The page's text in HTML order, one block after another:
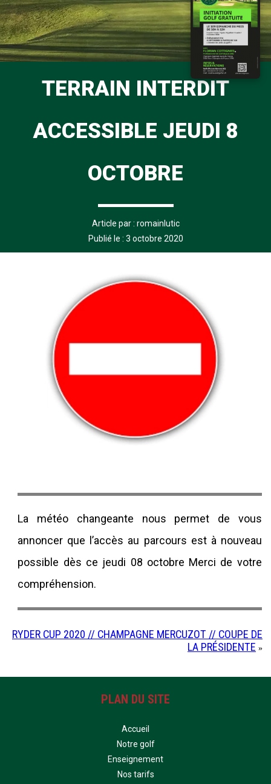
TERRAIN INTERDIT
ACCESSIBLE JEUDI 8
OCTOBRE
Article par : romainlutic
Publié le : 3 octobre 2020
La météo changeante nous permet de vous
annoncer que l’accès au parcours est à nouveau
possible dès ce jeudi 08 octobre Merci de votre
compréhension.
RYDER CUP 2020 // CHAMPAGNE MERCUZOT // COUPE DE
LA PRÉSIDENTE »
PLAN DU SITE
Accueil
Notre golf
Enseignement
Nos tarifs